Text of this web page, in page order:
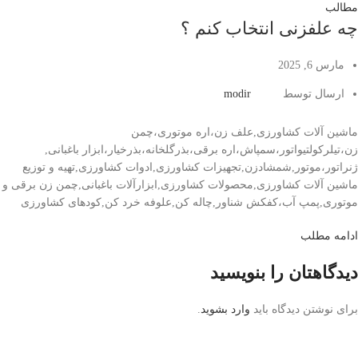
مطالب
چه علفزنی انتخاب کنم ؟
مارس 6, 2025
ارسال توسط modir
ماشین آلات کشاورزی,علف زن،اره موتوری،چمن
زن،تیلرکولتیواتور،سمپاش،اره برقی،بذرگلخانه،بذرخیار،ابزار باغبانی,
ژنراتور،موتور,شمشادزن,تجهیزات کشاورزی,ادوات کشاورزی,تهیه و توزیع
ماشین آلات کشاورزی,محصولات کشاورزی,ابزارآلات باغبانی,چمن زن برقی و
موتوری,پمپ آب،کفکش شناور,چاله کن,علوفه خرد کن,کودهای کشاورزی
ادامه مطلب
دیدگاهتان را بنویسید
برای نوشتن دیدگاه باید وارد بشوید